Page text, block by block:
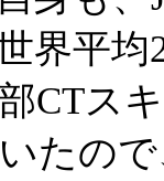
界平
CTス
たの